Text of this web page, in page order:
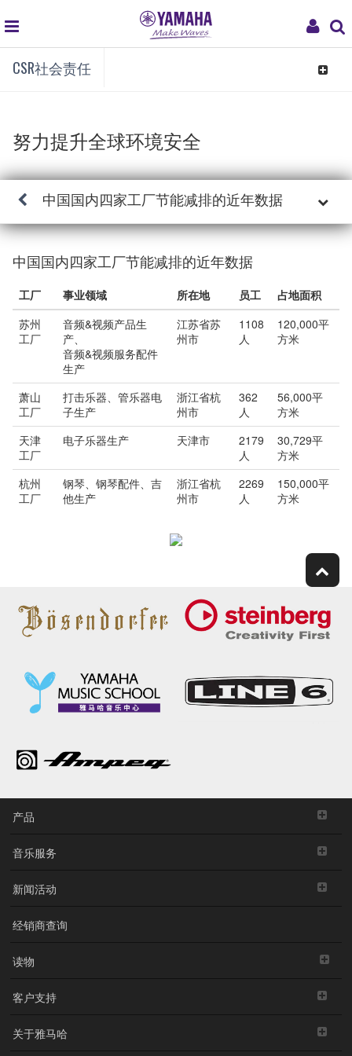
My
navigation
CSR社会责任
Toggle
努力提升全球环境安全
中国国内四家工厂节能减排的近年数据
中国国内四家工厂节能减排的近年数据
工厂 事业领域 所在地 员工
占地面积
苏州
工厂
音频&视频产品生
产、
音频&视频服务配件
生产
江苏省苏
州市
1108
人
120,000平
方米
萧山
工厂
打击乐器、管乐器电
子生产
浙江省杭
州市
362
人
56,000平
方米
天津
工厂
电子乐器生产 天津市
2179
人
30,729平
方米
杭州
工厂
钢琴、钢琴配件、吉
他生产
浙江省杭
州市
2269
人
150,000平
方米
产品
音乐服务
新闻活动
经销商查询
读物
客户支持
关于雅马哈